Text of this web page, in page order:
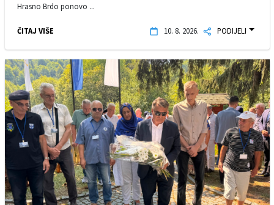
Hrasno Brdo ponovo ...
ČITAJ VIŠE 10. 8. 2026. PODIJELI